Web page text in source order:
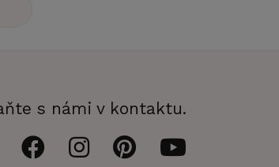
s námi v kontaktu.